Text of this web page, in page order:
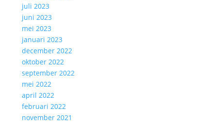
juli 2023
juni 2023
mei 2023
januari 2023
december 2022
oktober 2022
september 2022
mei 2022
april 2022
februari 2022
november 2021